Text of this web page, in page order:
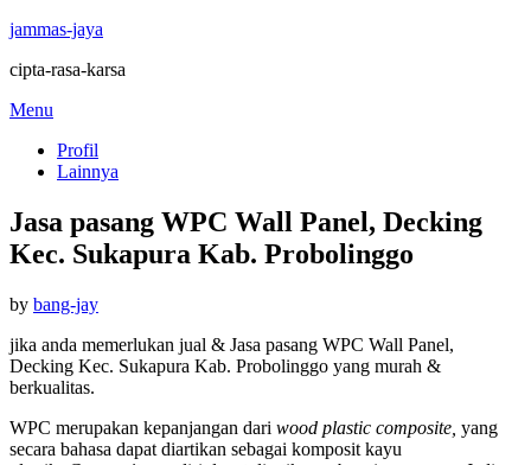
jammas-jaya
cipta-rasa-karsa
Skip
content
Menu
Profil
Lainnya
Jasa pasang WPC Wall Panel, Decking
Kec. Sukapura Kab. Probolinggo
by bang-jayPosted
jika anda memerlukan jual & Jasa pasang WPC Wall Panel,
Decking Kec. Sukapura Kab. Probolinggo yang murah &
berkualitas.
WPC merupakan kepanjangan dari wood plastic composite, yang
secara bahasa dapat diartikan sebagai komposit kayu